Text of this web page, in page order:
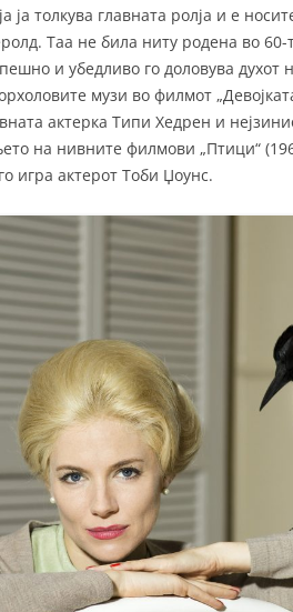
ја толкува главната ролја и е
Таа не била ниту родена во
и убедливо го доловува
музи во филмот
актерка Типи Хедрен и
на нивните филмови „Птици“
игра актерот Тоби Џоунс.